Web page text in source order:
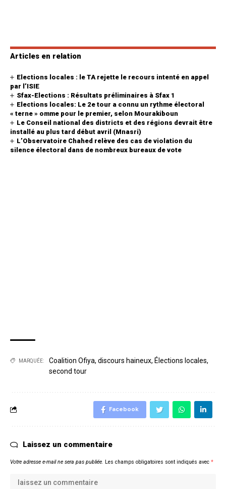
Articles en relation
Elections locales : le TA rejette le recours intenté en appel
par l’ISIE
Sfax-Elections : Résultats préliminaires à Sfax 1
Elections locales: Le 2e tour a connu un rythme électoral
« terne » omme pour le premier, selon Mourakiboun
Le Conseil national des districts et des régions devrait être
installé au plus tard début avril (Mnasri)
L’Observatoire Chahed relève des cas de violation du
silence électoral dans de nombreux bureaux de vote
MARQUÉE: Coalition Ofiya, discours haineux, Élections locales,
second tour
Facebook
Laissez un commentaire
Votre adresse e-mail ne sera pas publiée. Les champs obligatoires sont indiqués avec *